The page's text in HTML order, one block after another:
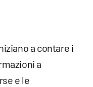
a contare i
a
e le